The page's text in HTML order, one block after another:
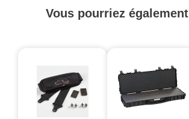
Vous pourriez également